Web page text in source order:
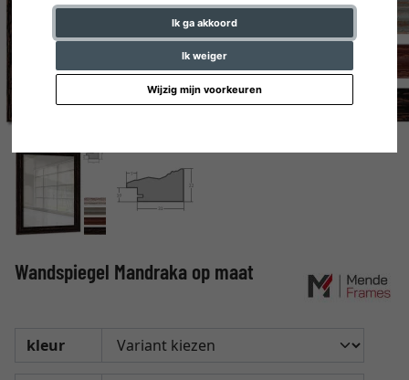
Ik ga akkoord
Ik weiger
Wijzig mijn voorkeuren
Wandspiegel Mandraka op maat
kleur